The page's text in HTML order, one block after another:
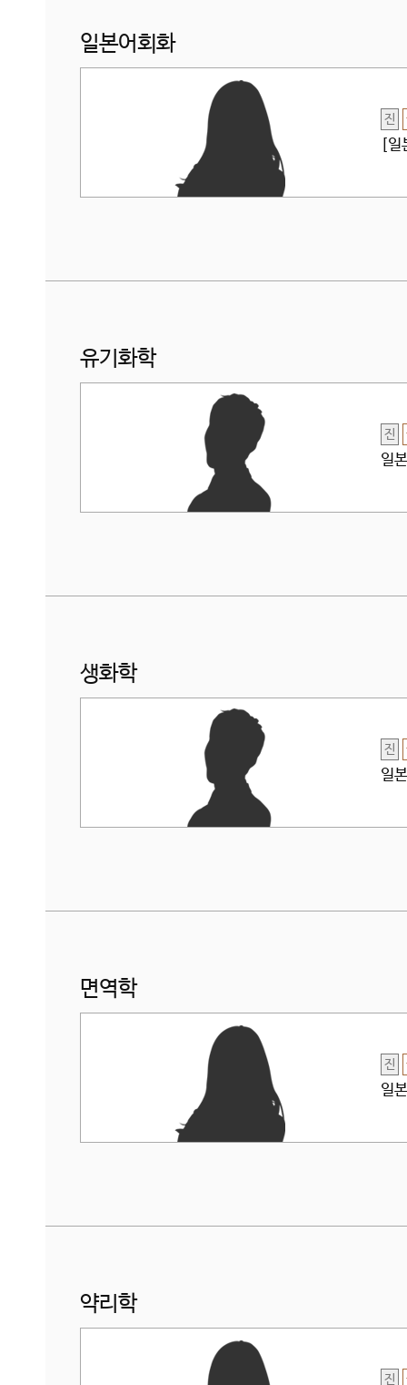
일본어회화
진
[
유기화학
진
일
생화학
진
일
면역학
진
일
약리학
진